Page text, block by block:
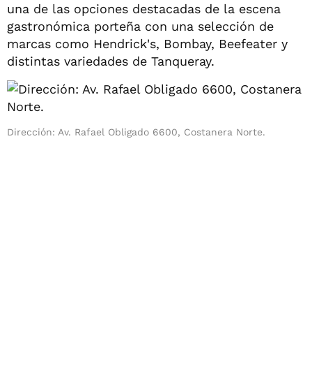
una de las opciones destacadas de la escena
gastronómica porteña con una selección de
marcas como Hendrick's, Bombay, Beefeater y
distintas variedades de Tanqueray.
Dirección: Av. Rafael Obligado 6600, Costanera Norte.